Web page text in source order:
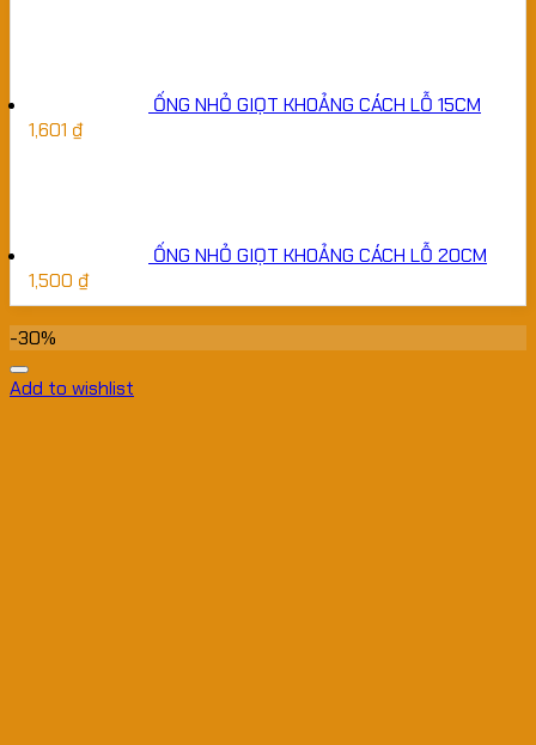
ỐNG NHỎ GIỌT KHOẢNG CÁCH LỖ 15CM
1,601 ₫
ỐNG NHỎ GIỌT KHOẢNG CÁCH LỖ 20CM
1,500 ₫
-30%
Add to wishlist